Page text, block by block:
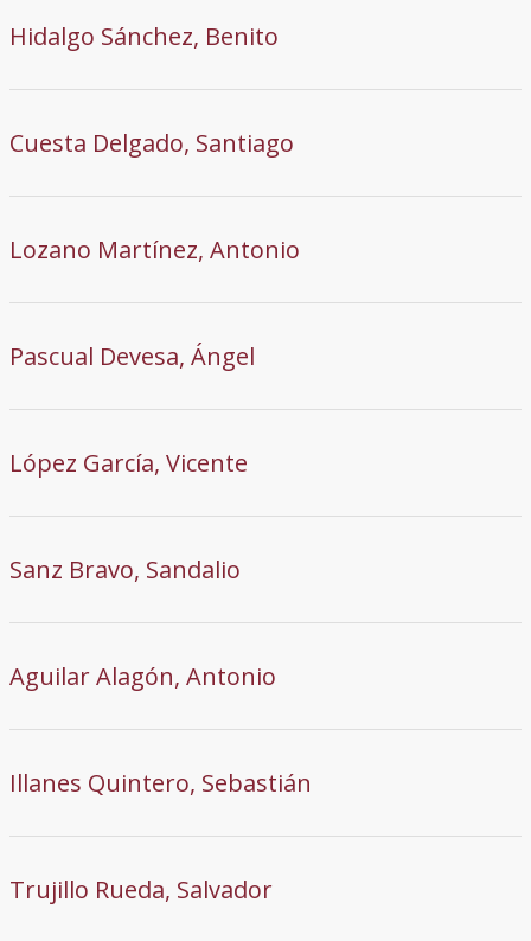
Hidalgo Sánchez, Benito
Cuesta Delgado, Santiago
Lozano Martínez, Antonio
Pascual Devesa, Ángel
López García, Vicente
Sanz Bravo, Sandalio
Aguilar Alagón, Antonio
Illanes Quintero, Sebastián
Trujillo Rueda, Salvador